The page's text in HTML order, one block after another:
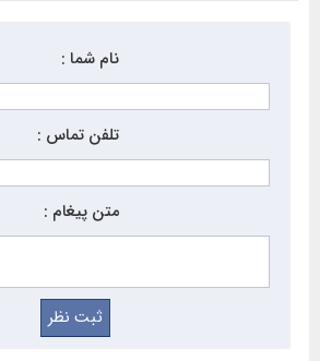
نام شما :
تلفن تماس :
متن پیغام :